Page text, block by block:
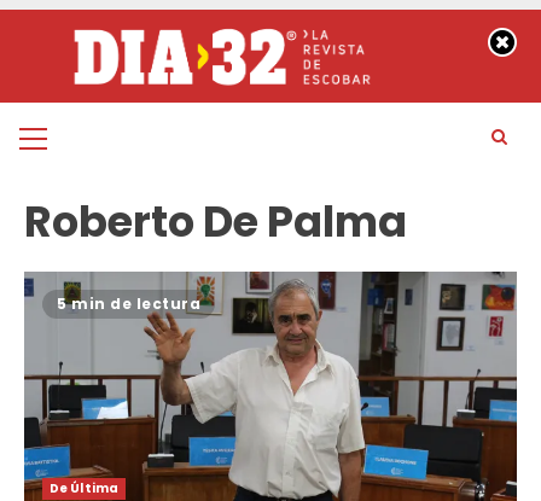
contenido
Menú
Roberto De Palma
5 min de lectura
De Última